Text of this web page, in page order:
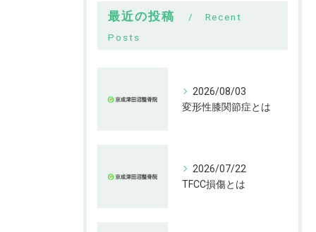
最近の投稿
Recent
Posts
2026/08/03
変形性膝関節症とは
2026/07/22
TFCC損傷とは